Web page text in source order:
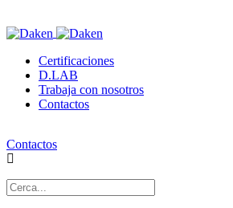
Certificaciones
D.LAB
Trabaja con nosotros
Contactos
Contactos